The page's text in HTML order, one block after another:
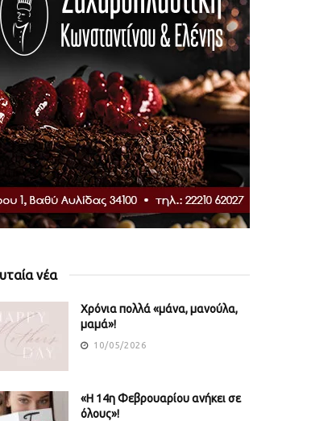
νέα
Χρόνια πολλά «μάνα, μανούλα,
μαμά»!
10/05/2026
«Η 14η Φεβρουαρίου ανήκει σε
όλους»!